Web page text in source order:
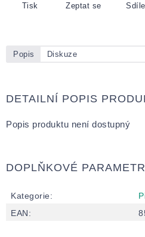
Tisk Zeptat se
Popis Diskuze
DETAILNÍ POPIS
Popis produktu není dostupný
DOPLŇKOVÉ
Kategorie:
EAN: